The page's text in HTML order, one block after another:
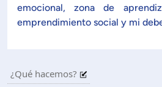
Línea de tiempo
emocional, zona de
emprendimiento social y mi
¿Qué hacemos?